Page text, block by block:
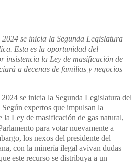
se inicia la Segunda Legislatura
Esta es la oportunidad del
insistencia la Ley de masificación de
a decenas de familias y negocios
se inicia la Segunda Legislatura del
expertos que impulsan la
la Ley de masificación de gas natural,
para votar nuevamente a
los nexos del presidente del
con la minería ilegal avivan dudas
este recurso se distribuya a un